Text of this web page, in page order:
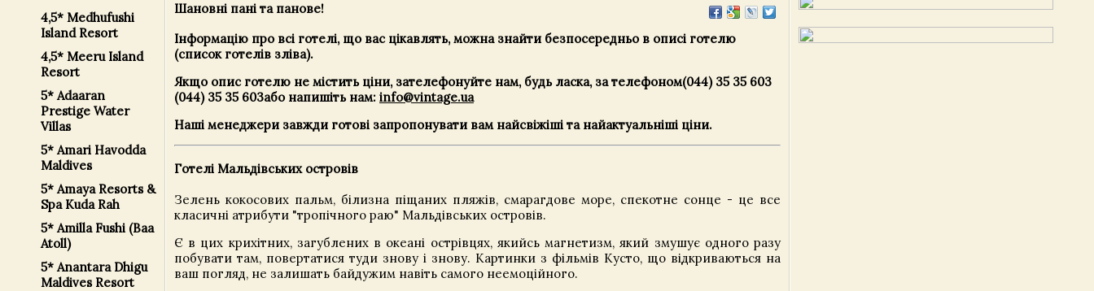
4,5* Medhufushi
Island Resort
4,5* Meeru Island
Resort
5* Adaaran
Prestige Water
Villas
5* Amari Havodda
Maldives
5* Amaya Resorts &
Spa Kuda Rah
5* Amilla Fushi (Baa
Atoll)
5* Anantara Dhigu
Maldives Resort
Шановні пані та панове!
Інформацію про всі готелі, що вас цікавлять, можна знайти безпосередньо в описі готелю
(список готелів зліва).
Якщо опис готелю не містить ціни, зателефонуйте нам, будь ласка, за телефоном(044) 35 35 603
(044) 35 35 603або напишіть нам: info@vintage.ua
Наші менеджери завжди готові запропонувати вам найсвіжіші та найактуальніші ціни.
Готелі Мальдівських островів
Зелень кокосових пальм, білизна піщаних пляжів, смарагдове море, спекотне сонце - це все
класичні атрибути "тропічного раю" Мальдівських островів.
Є в цих крихітних, загублених в океані острівцях, якийсь магнетизм, який змушує одного разу
побувати там, повертатися туди знову і знову. Картинки з фільмів Кусто, що відкриваються на
ваш погляд, не залишать байдужим навіть самого неемоційного.